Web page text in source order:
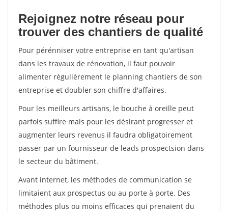
Rejoignez notre réseau pour
trouver des chantiers de qualité
Pour pérénniser votre entreprise en tant qu'artisan
dans les travaux de rénovation, il faut pouvoir
alimenter régulièrement le planning chantiers de son
entreprise et doubler son chiffre d'affaires.
Pour les meilleurs artisans, le bouche à oreille peut
parfois suffire mais pour les désirant progresser et
augmenter leurs revenus il faudra obligatoirement
passer par un fournisseur de leads prospectsion dans
le secteur du bâtiment.
Avant internet, les méthodes de communication se
limitaient aux prospectus ou au porte à porte. Des
méthodes plus ou moins efficaces qui prenaient du